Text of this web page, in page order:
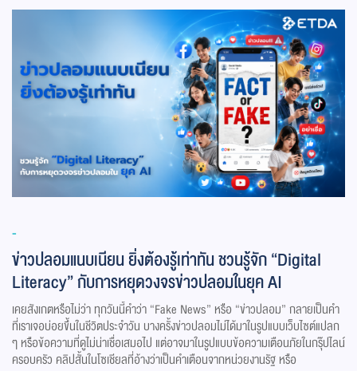
-
ข่าวปลอมแนบเนียน ยิ่งต้องรู้เท่าทัน ชวนรู้จัก “Digital
Literacy” กับการหยุดวงจรข่าวปลอมในยุค AI
เคยสังเกตหรือไม่ว่า ทุกวันนี้คำว่า “Fake News” หรือ “ข่าวปลอม” กลายเป็นคำ
ที่เราเจอบ่อยขึ้นในชีวิตประจำวัน บางครั้งข่าวปลอมไม่ได้มาในรูปแบบเว็บไซต์แปลก
ๆ หรือข้อความที่ดูไม่น่าเชื่อเสมอไป แต่อาจมาในรูปแบบข้อความเตือนภัยในกรุ๊ปไลน์
ครอบครัว คลิปสั้นในโซเชียลที่อ้างว่าเป็นคำเตือนจากหน่วยงานรัฐ หรือ